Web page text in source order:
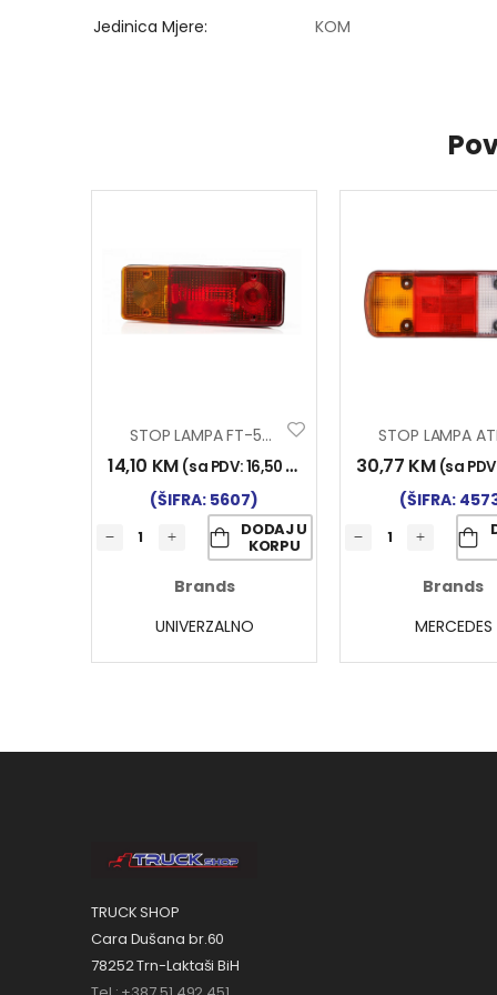
Jedinica Mjere KOM
STOP LAMPA FT-549 LIJEVA
14,10 KM (sa PDV:16,50 KM
(ŠIFRA: 5607)
DODAJ U
KORPU
Brands
UNIVERZALNO
30,77 KM (sa
(ŠIFRA:
Brands
MERCEDES
TRUCK SHOP
Cara Dušana br.60
78252 Trn-Laktaši BiH